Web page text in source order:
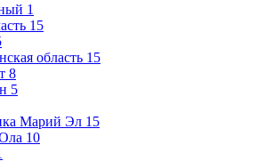
1
15
область 15
8
5
Марий Эл 15
10